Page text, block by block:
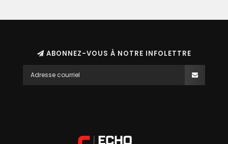
ABONNEZ-VOUS À NOTRE INFOLETTRE